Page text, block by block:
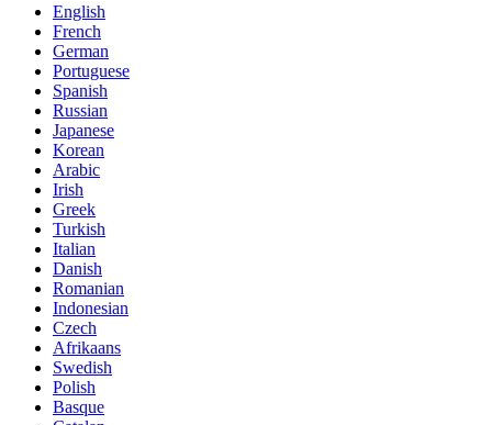
English
French
German
Portuguese
Spanish
Russian
Japanese
Korean
Arabic
Irish
Greek
Turkish
Italian
Danish
Romanian
Indonesian
Czech
Afrikaans
Swedish
Polish
Basque